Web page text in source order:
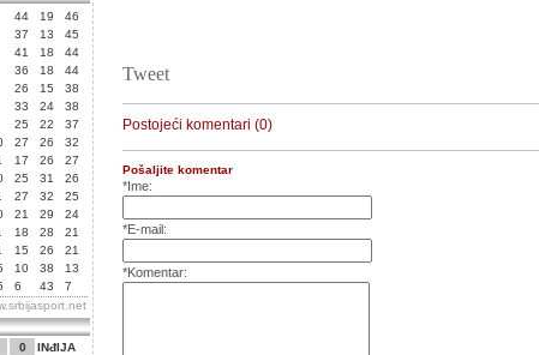
44 19
46
37 13
45
41 18
44
36 18
44
26 15
38
33 24
38
25 22
37
27 26
32
17 26
27
25 31
26
27 32
25
21 29
24
18 28
21
15 26
21
10 38
13
6 43
7
0 INđIJA
Tweet
Postojeći komentari (0)
Pošaljite komentar
*Ime:
*E-mail:
*Komentar: